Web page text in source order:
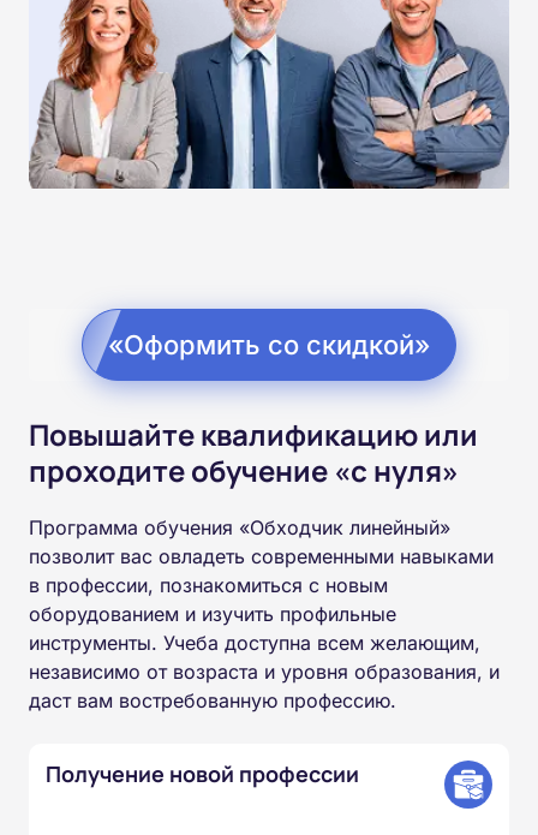
«Оформить со скидкой»
Повышайте квалификацию или
проходите обучение «с нуля»
Программа обучения «Обходчик линейный»
позволит вас овладеть современными навыками
в профессии, познакомиться с новым
оборудованием и изучить профильные
инструменты. Учеба доступна всем желающим,
независимо от возраста и уровня образования, и
даст вам востребованную профессию.
Получение новой профессии